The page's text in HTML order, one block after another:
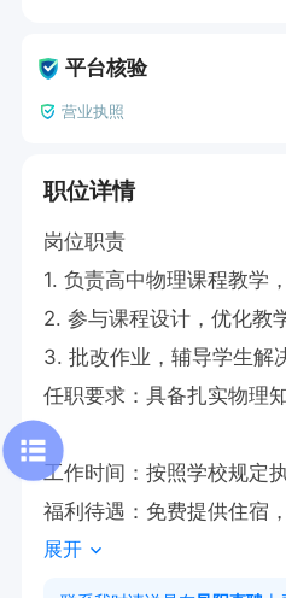
平台核验
营业执照
职位详情
岗位职责
1. 负责高中物理课程教学
2. 参与课程设计，优化教
3. 批改作业，辅导学生解
任职要求：具备扎实物理
工作时间：按照学校规定执
福利待遇：免费提供住宿
薪资待遇：8000-15000；
展开